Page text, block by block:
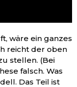
wäre ein ganzes
reicht der oben
stellen. (Bei
falsch. Was
Das Teil ist